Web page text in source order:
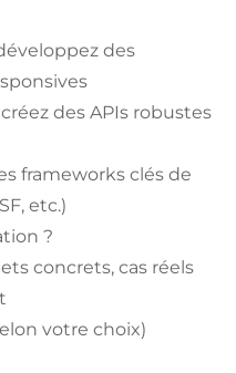
des
des APIs robustes
frameworks clés de
etc.)
?
concrets, cas réels
votre choix)